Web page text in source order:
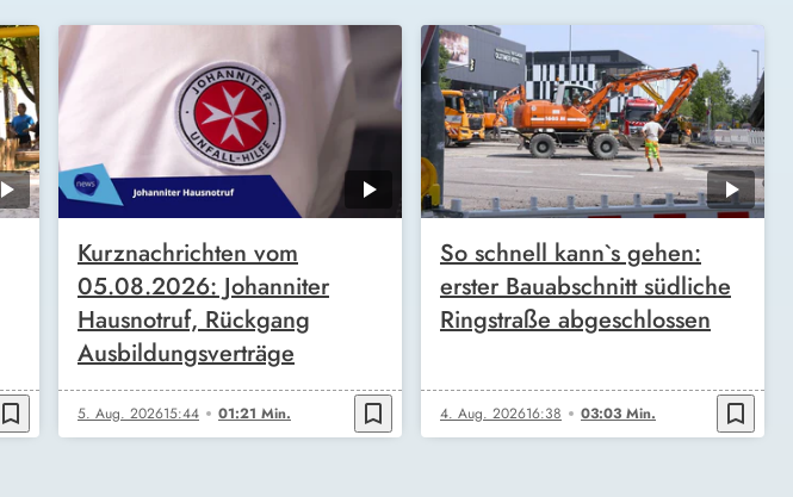
bookmark_border
Kurznachrichten vom
05.08.2026: Johanniter
Hausnotruf, Rückgang
Ausbildungsverträge
5. Aug. 202615:44 01:21 Min. bookmark_border
So schnell kann`s gehen:
erster Bauabschnitt südliche
Ringstraße abgeschlossen
4. Aug. 202616:38 03:03 Min. bookmark_border